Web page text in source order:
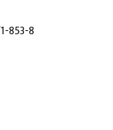
853-8